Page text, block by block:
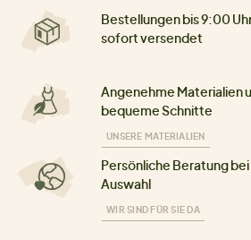
Bestellungen bis 9:00
sofort versendet
Angenehme Materialien
bequeme Schnitte
UNSERE MATERIALIEN
Persönliche Beratung
Auswahl
WIR SIND FÜR SIE DA